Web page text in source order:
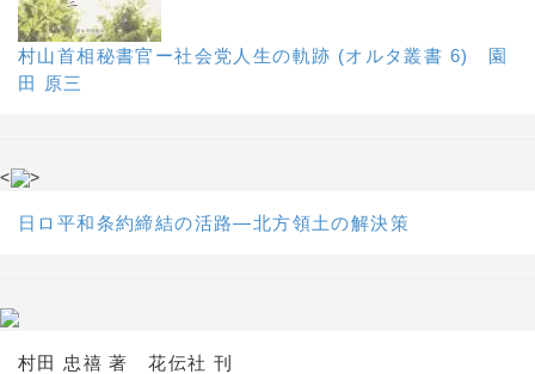
村山首相秘書官ー社会党人生の軌跡 (オルタ叢書 6) 園
田 原三
< >
日ロ平和条約締結の活路―北方領土の解決策
村田 忠禧 著 花伝社 刊